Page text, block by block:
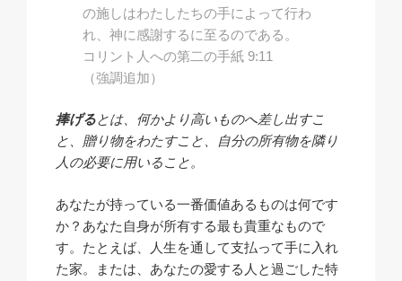
の施しはわたしたちの手によって行わ
れ、神に感謝するに至るのである。
コリント人への第二の手紙 9:11
（強調追加）
捧げるとは、何かより高いものへ差し出すこ
と、贈り物をわたすこと、自分の所有物を隣り
人の必要に用いること。
あなたが持っている一番価値あるものは何です
か？あなた自身が所有する最も貴重なもので
す。たとえば、人生を通して支払って手に入れ
た家。または、あなたの愛する人と過ごした特